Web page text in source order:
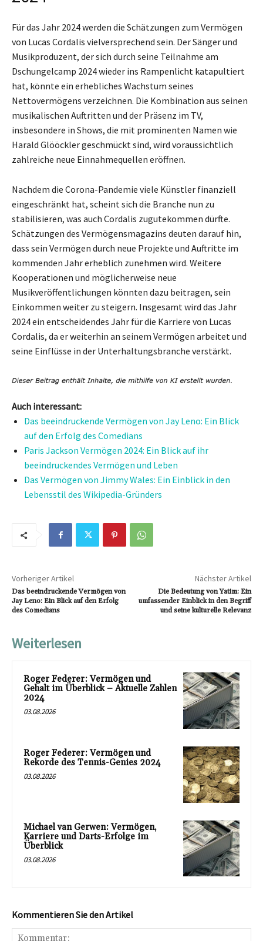
Für das Jahr 2024 werden die Schätzungen zum Vermögen
von Lucas Cordalis vielversprechend sein. Der Sänger und
Musikproduzent, der sich durch seine Teilnahme am
Dschungelcamp 2024 wieder ins Rampenlicht katapultiert
hat, könnte ein erhebliches Wachstum seines
Nettovermögens verzeichnen. Die Kombination aus seinen
musikalischen Auftritten und der Präsenz im TV,
insbesondere in Shows, die mit prominenten Namen wie
Harald Glööckler geschmückt sind, wird voraussichtlich
zahlreiche neue Einnahmequellen eröffnen.
Nachdem die Corona-Pandemie viele Künstler finanziell
eingeschränkt hat, scheint sich die Branche nun zu
stabilisieren, was auch Cordalis zugutekommen dürfte.
Schätzungen des Vermögensmagazins deuten darauf hin,
dass sein Vermögen durch neue Projekte und Auftritte im
kommenden Jahr erheblich zunehmen wird. Weitere
Kooperationen und möglicherweise neue
Musikveröffentlichungen könnten dazu beitragen, sein
Einkommen weiter zu steigern. Insgesamt wird das Jahr
2024 ein entscheidendes Jahr für die Karriere von Lucas
Cordalis, da er weiterhin an seinem Vermögen arbeitet und
seine Einflüsse in der Unterhaltungsbranche verstärkt.
Auch interessant:
Das beeindruckende Vermögen von Jay Leno: Ein Blick
auf den Erfolg des Comedians
Paris Jackson Vermögen 2024: Ein Blick auf ihr
beeindruckendes Vermögen und Leben
Das Vermögen von Jimmy Wales: Ein Einblick in den
Lebensstil des Wikipedia-Gründers
Vorheriger Artikel
Das beeindruckende Vermögen von
Jay Leno: Ein Blick auf den Erfolg
des Comedians
Nächster Artikel
Die Bedeutung von Yatim: Ein
umfassender Einblick in den Begriff
und seine kulturelle Relevanz
Weiterlesen
Roger Federer: Vermögen und
Gehalt im Überblick – Aktuelle Zahlen
2024
03.08.2026
Roger Federer: Vermögen und
Rekorde des Tennis-Genies 2024
03.08.2026
Michael van Gerwen: Vermögen,
Karriere und Darts-Erfolge im
Überblick
03.08.2026
Kommentieren Sie den Artikel